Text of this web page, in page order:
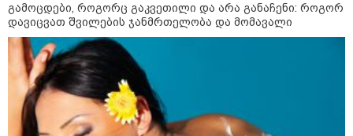
23:14 / 06-08-2026
დაკავშირებით ერთობლივ
განცხადებას ავრცელებენ
გამოცდები, როგორც გაკვეთილი და არა განაჩენი: როგორ
დავიცვათ შვილების ჯანმრთელობა და მომავალი